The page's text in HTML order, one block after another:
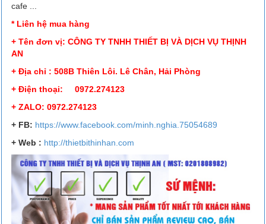
cafe ...
* Liên hệ mua hàng
+ Tên đơn vị: CÔNG TY TNHH THIẾT BỊ VÀ DỊCH VỤ THỊNH
AN
+ Địa chỉ : 508B Thiên Lôi. Lê Chân, Hải Phòng
+ Điện thoại: 0972.274123
+ ZALO: 0972.274123
+ FB: https://www.facebook. com/minh.nghia.75054689
+ Web : http://thietbithinhan.com